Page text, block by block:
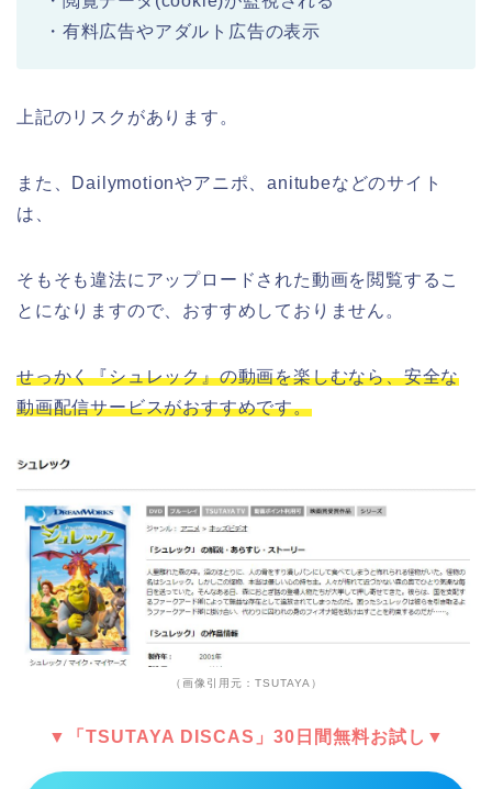
・有料広告やアダルト広告の表示
上記のリスクがあります。
また、Dailymotionやアニポ、anitubeなどのサイト
は、
そもそも違法にアップロードされた動画を閲覧するこ
とになりますので、おすすめしておりません。
せっかく『シュレック』の動画を楽しむなら、安全な
動画配信サービスがおすすめです。
（画像引用元：TSUTAYA）
▼「TSUTAYA DISCAS」30日間無料お試し▼